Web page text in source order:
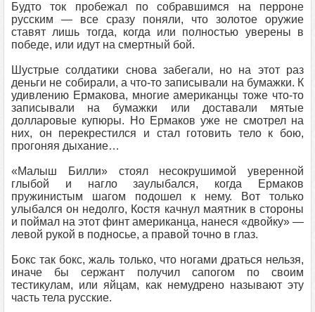
Будто ток пробежал по собравшимся на перроне
русским — все сразу поняли, что золотое оружие
ставят лишь тогда, когда или полностью уверены в
победе, или идут на смертный бой.
Шустрые солдатики снова забегали, но на этот раз
деньги не собирали, а что-то записывали на бумажки. К
удивлению Ермакова, многие американцы тоже что-то
записывали на бумажки или доставали мятые
долларовые купюры. Но Ермаков уже не смотрел на
них, он перекрестился и стал готовить тело к бою,
прогоняя дыхание…
«Малыш Билли» стоял несокрушимой уверенной
глыбой и нагло заулыбался, когда Ермаков
пружинистым шагом подошел к нему. Вот только
улыбался он недолго, Костя качнул маятник в стороны
и поймал на этот финт американца, нанеся «двойку» —
левой рукой в подносье, а правой точно в глаз.
Бокс так бокс, жаль только, что ногами драться нельзя,
иначе бы сержант получил сапогом по своим
тестикулам, или яйцам, как немудрено называют эту
часть тела русские.